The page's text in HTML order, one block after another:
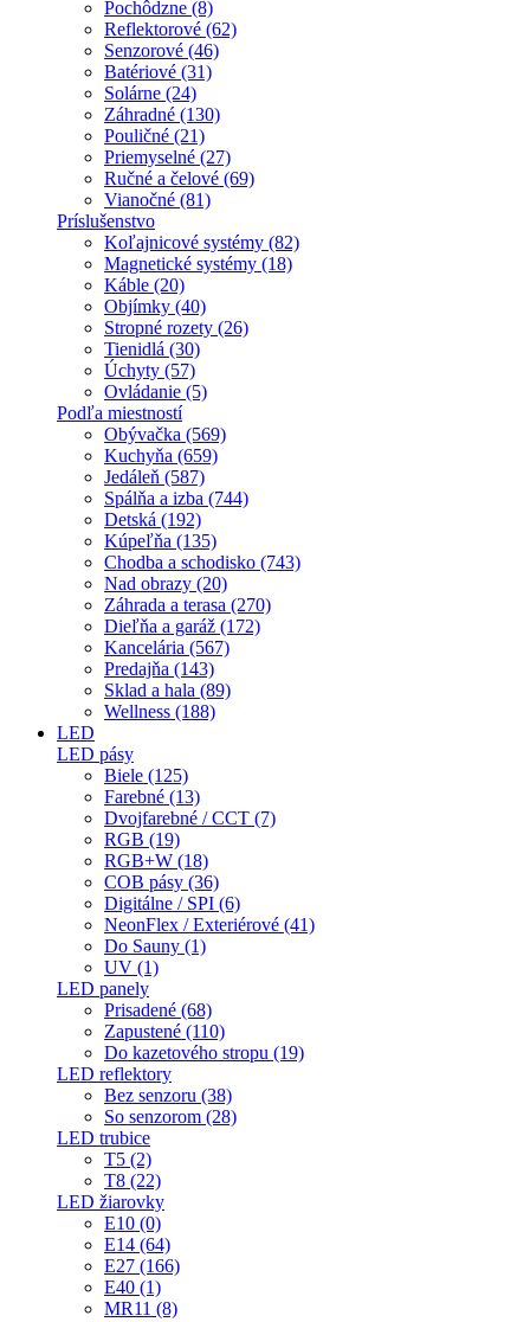
Pochôdzne (8)
Reflektorové (62)
Senzorové (46)
Batériové (31)
Solárne (24)
Záhradné (130)
Pouličné (21)
Priemyselné (27)
Ručné a čelové (69)
Vianočné (81)
Príslušenstvo
Koľajnicové systémy (82)
Magnetické systémy (18)
Káble (20)
Objímky (40)
Stropné rozety (26)
Tienidlá (30)
Úchyty (57)
Ovládanie (5)
Podľa miestností
Obývačka (569)
Kuchyňa (659)
Jedáleň (587)
Spálňa a izba (744)
Detská (192)
Kúpeľňa (135)
Chodba a schodisko (743)
Nad obrazy (20)
Záhrada a terasa (270)
Dieľňa a garáž (172)
Kancelária (567)
Predajňa (143)
Sklad a hala (89)
Wellness (188)
LED
LED pásy
Biele (125)
Farebné (13)
Dvojfarebné / CCT (7)
RGB (19)
RGB+W (18)
COB pásy (36)
Digitálne / SPI (6)
NeonFlex / Exteriérové (41)
Do Sauny (1)
UV (1)
LED panely
Prisadené (68)
Zapustené (110)
Do kazetového stropu (19)
LED reflektory
Bez senzoru (38)
So senzorom (28)
LED trubice
T5 (2)
T8 (22)
LED žiarovky
E10 (0)
E14 (64)
E27 (166)
E40 (1)
MR11 (8)